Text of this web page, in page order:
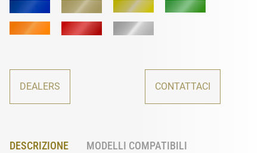
DEALERS CONTATTACI
DESCRIZIONE MODELLI COMPATIBILI